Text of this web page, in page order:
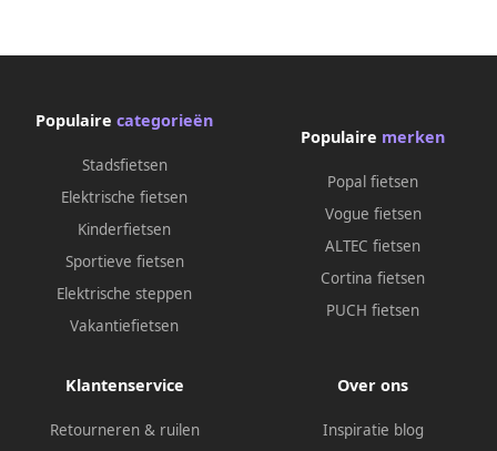
Populaire categorieën
Stadsfietsen
Elektrische fietsen
Kinderfietsen
Sportieve fietsen
Elektrische steppen
Vakantiefietsen
Populaire merken
Popal fietsen
Vogue fietsen
ALTEC fietsen
Cortina fietsen
PUCH fietsen
Klantenservice
Retourneren & ruilen
Over ons
Inspiratie blog